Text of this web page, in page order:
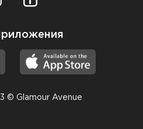
© Glamour Avenue